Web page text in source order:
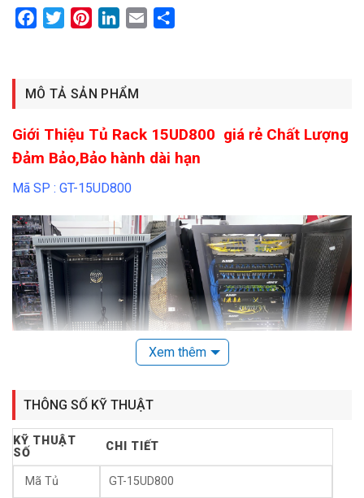
FacebookTwitterPinterestLinkedIn
Email
MÔ TẢ SẢN PHẨM
Giới Thiệu Tủ Rack 15UD800 giá rẻ Chất Lượng
Đảm Bảo,Bảo hành dài hạn
Mã SP : GT-15UD800
Tủ Rack-Tủ Mạng GT 15UD800 giá rẻ đầy đủ phụ kiện
Xem thêm
THÔNG SỐ KỸ THUẬT
KỸ THUẬT
SỐ
CHI TIẾT
Mã Tủ GT-15UD800